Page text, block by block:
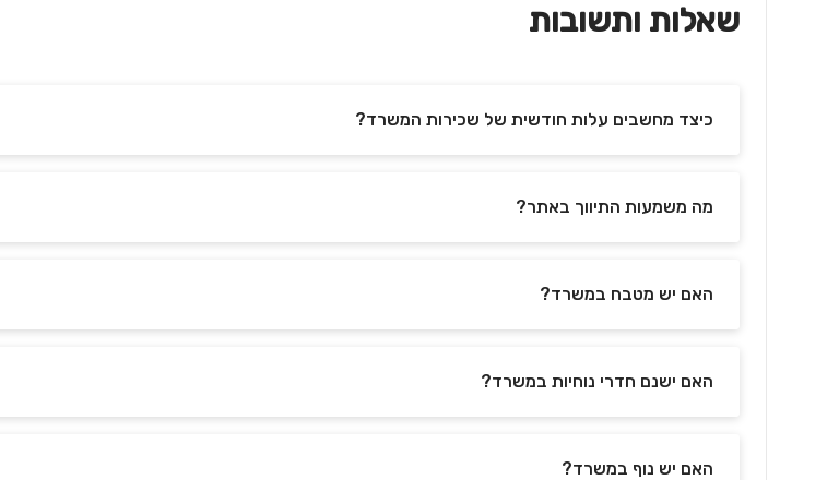
שאלות ותשובות
כיצד מחשבים עלות חודשית של שכירות המשרד?
מה משמעות התיווך באתר?
האם יש מטבח במשרד?
האם ישנם חדרי נוחיות במשרד?
האם יש נוף במשרד?